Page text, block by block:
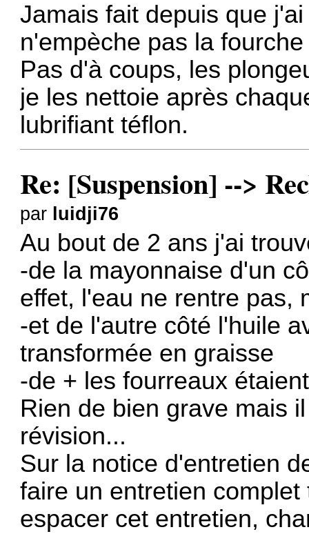
Jamais fait depuis que
n'empèche pas la
Pas d'à coups, les
je les nettoie après
lubrifiant téflon.
Re: [Suspension] -->
par luidji76
Au bout de 2 ans j'ai
-de la mayonnaise d'un
effet, l'eau ne rentre pas,
-et de l'autre côté l'huile
transformée en graisse
-de + les fourreaux
Rien de bien grave mais
révision...
Sur la notice d'entretien
faire un entretien
espacer cet entretien,